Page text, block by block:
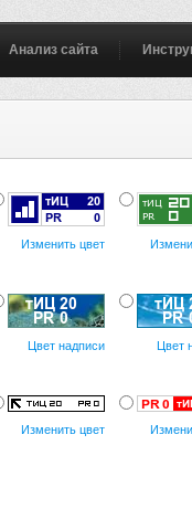
Анализ сайта
Изменить цвет
Цвет надписи Цвет
Изменить цвет